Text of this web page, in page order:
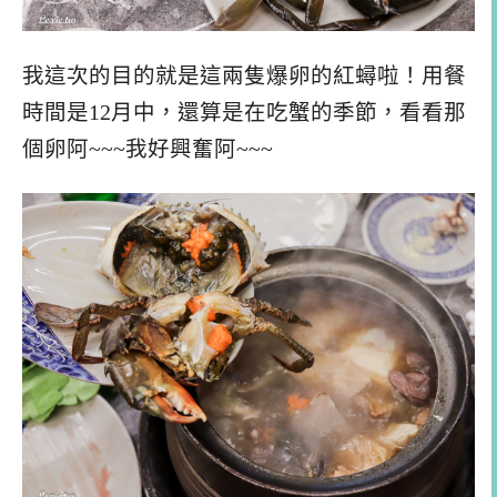
我這次的目的就是這兩隻爆卵的紅蟳啦！用餐
時間是12月中，還算是在吃蟹的季節，看看那
個卵阿~~~我好興奮阿~~~